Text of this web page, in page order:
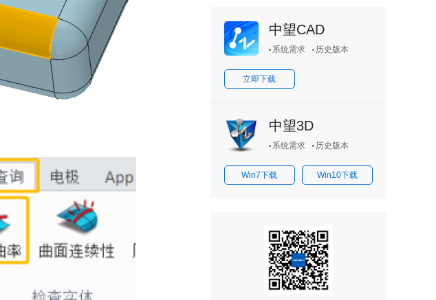
中望CAD
系统需求 历史版本
立即下载
中望3D
系统需求 历史版本
Win7下载 Win10下载